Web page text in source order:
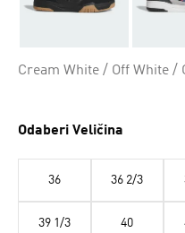
Cream White / Off White /
Odaberi Veličina
36 36 2/3
39 1/3 40